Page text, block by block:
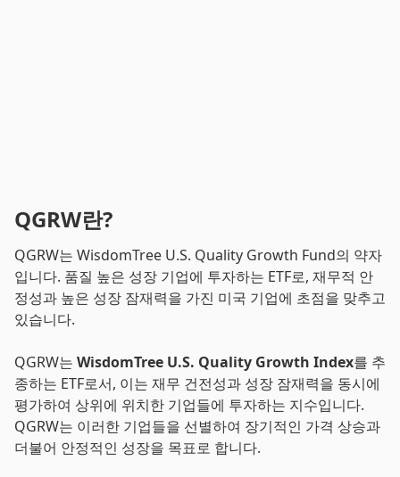
QGRW란?
QGRW는 WisdomTree U.S. Quality Growth Fund의 약자
입니다. 품질 높은 성장 기업에 투자하는 ETF로, 재무적 안
정성과 높은 성장 잠재력을 가진 미국 기업에 초점을 맞추고
있습니다.
QGRW는 WisdomTree U.S. Quality Growth Index를 추
종하는 ETF로서, 이는 재무 건전성과 성장 잠재력을 동시에
평가하여 상위에 위치한 기업들에 투자하는 지수입니다.
QGRW는 이러한 기업들을 선별하여 장기적인 가격 상승과
더불어 안정적인 성장을 목표로 합니다.